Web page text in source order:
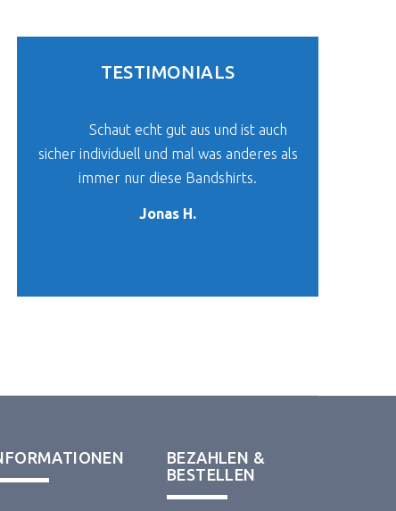
TESTIMONIALS
Schaut echt gut aus und ist auch
sicher individuell und mal was anderes als
immer nur diese Bandshirts.
Jonas H.
BEZAHLEN &
BESTELLEN